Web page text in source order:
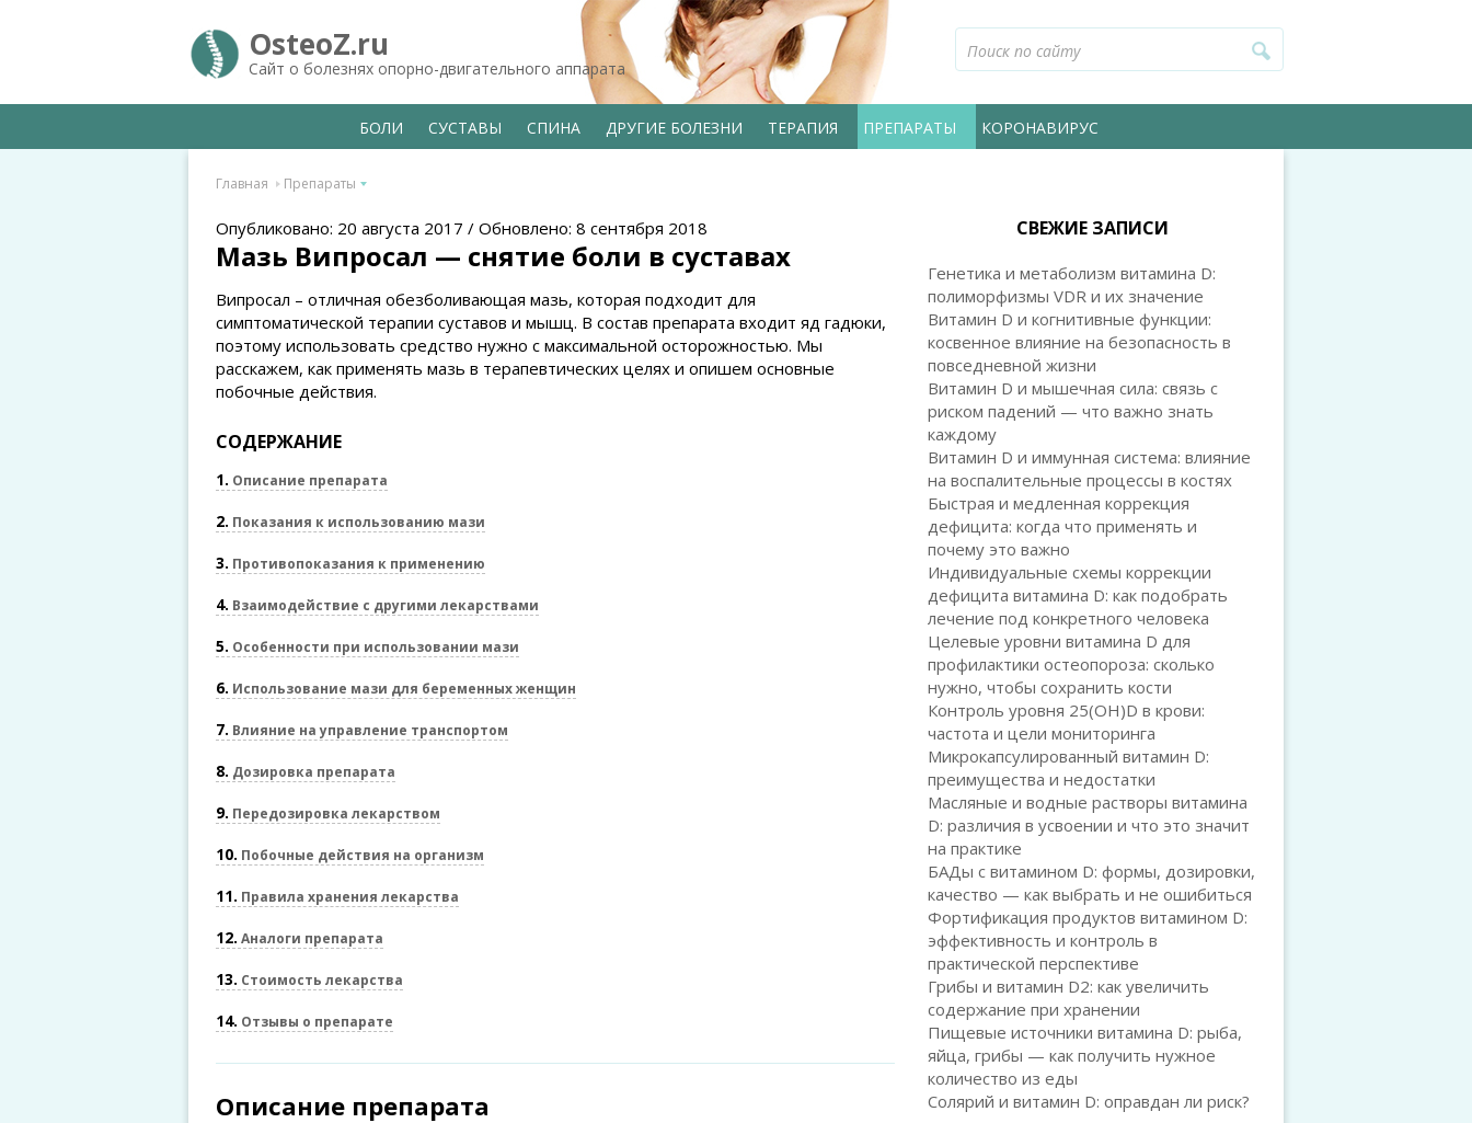
OsteoZ.ru
Сайт о болезнях опорно-двигательного аппарата
БОЛИ СУСТАВЫ СПИНА ДРУГИЕ БОЛЕЗНИ ТЕРАПИЯ ПРЕПАРАТЫ КОРОНАВИРУС
Главная Препараты
Опубликовано: 20 августа 2017 / Обновлено: 8 сентября 2018
Мазь Випросал — снятие боли в суставах
Випросал – отличная обезболивающая мазь, которая подходит для
симптоматической терапии суставов и мышц. В состав препарата входит яд гадюки,
поэтому использовать средство нужно с максимальной осторожностью. Мы
расскажем, как применять мазь в терапевтических целях и опишем основные
побочные действия.
СОДЕРЖАНИЕ
1 Описание препарата
2 Показания к использованию мази
3 Противопоказания к применению
4 Взаимодействие с другими лекарствами
5 Особенности при использовании мази
6 Использование мази для беременных женщин
7 Влияние на управление транспортом
8 Дозировка препарата
9 Передозировка лекарством
10 Побочные действия на организм
11 Правила хранения лекарства
12 Аналоги препарата
13 Стоимость лекарства
14 Отзывы о препарате
Описание препарата
СВЕЖИЕ ЗАПИСИ
Генетика и метаболизм витамина D:
полиморфизмы VDR и их значение
Витамин D и когнитивные функции:
косвенное влияние на безопасность в
повседневной жизни
Витамин D и мышечная сила: связь с
риском падений — что важно знать
каждому
Витамин D и иммунная система: влияние
на воспалительные процессы в костях
Быстрая и медленная коррекция
дефицита: когда что применять и
почему это важно
Индивидуальные схемы коррекции
дефицита витамина D: как подобрать
лечение под конкретного человека
Целевые уровни витамина D для
профилактики остеопороза: сколько
нужно, чтобы сохранить кости
Контроль уровня 25(OH)D в крови:
частота и цели мониторинга
Микрокапсулированный витамин D:
преимущества и недостатки
Масляные и водные растворы витамина
D: различия в усвоении и что это значит
на практике
БАДы с витамином D: формы, дозировки,
качество — как выбрать и не ошибиться
Фортификация продуктов витамином D:
эффективность и контроль в
практической перспективе
Грибы и витамин D2: как увеличить
содержание при хранении
Пищевые источники витамина D: рыба,
яйца, грибы — как получить нужное
количество из еды
Солярий и витамин D: оправдан ли риск?